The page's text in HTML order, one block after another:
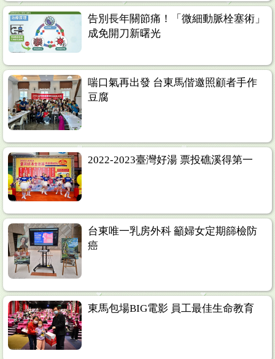
告別長年關節痛！「微細動脈栓塞術」
成免開刀新曙光
喘口氣再出發 台東馬偕邀照顧者手作
豆腐
2022-2023臺灣好湯 票投礁溪得第一
台東唯一乳房外科 籲婦女定期篩檢防
癌
東馬包場BIG電影 員工最佳生命教育